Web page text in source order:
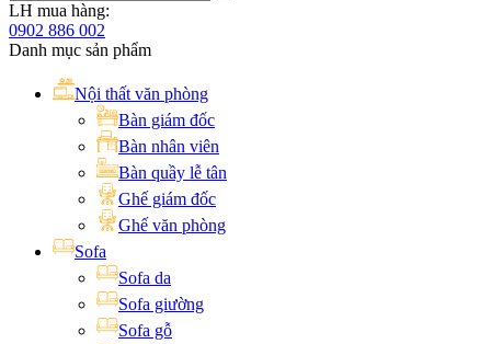
LH mua hàng:
0902 886 002
Danh mục sản phẩm
Nội thất văn phòng
Bàn giám đốc
Bàn nhân viên
Bàn quầy lễ tân
Ghế giám đốc
Ghế văn phòng
Sofa
Sofa da
Sofa giường
Sofa gỗ